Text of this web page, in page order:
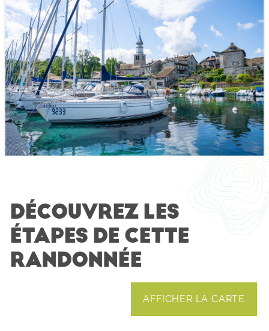
DÉCOUVREZ LES
ÉTAPES DE CETTE
RANDONNÉE
AFFICHER LA CARTE